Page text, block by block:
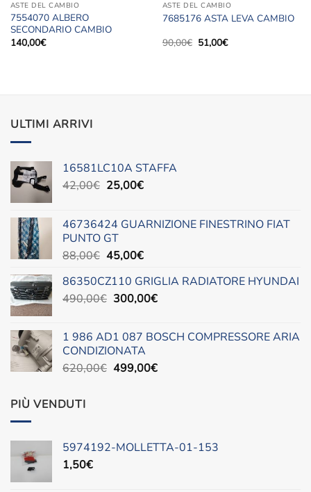
ASTE DEL CAMBIO
7554070 ALBERO
SECONDARIO CAMBIO
140,00€
ASTE DEL CAMBIO
7685176 ASTA LEVA CAMBIO
90,00€ Il
prezzo
51,00€Il
ULTIMI ARRIVI
16581LC10A STAFFA
42,00€ Il
era:
42,00€.
25,00€Il
è:
46736424 GUARNIZIONE FINESTRINO FIAT
PUNTO GT
88,00€ Il
originale
era:
45,00€Il
attuale
è:
86350CZ110 GRIGLIA RADIATORE HYUNDAI
490,00€ Il
era:
490,00€.
300,00€Il
è:
1 986 AD1 087 BOSCH COMPRESSORE ARIA
CONDIZIONATA
620,00€ Il
499,00€Il
PIÙ VENDUTI
5974192-MOLLETTA-01-153
1,50€